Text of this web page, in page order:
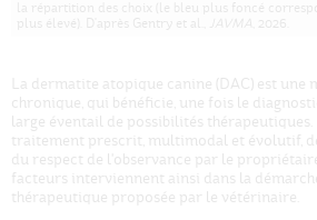
La dermatite atopique canine (DAC) est une
chronique, qui bénéficie, une fois le
large éventail de possibilités thérapeutiques.
traitement prescrit, multimodal et évolutif,
du respect de l'observance par le
facteurs interviennent ainsi dans la
thérapeutique proposée par le vétérinaire.